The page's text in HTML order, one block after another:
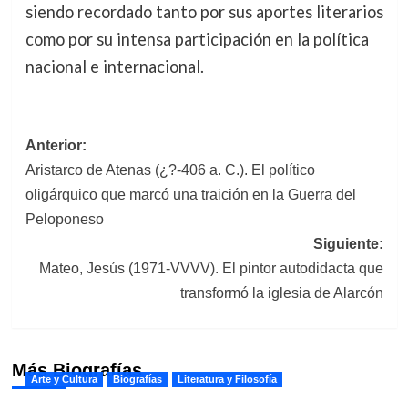
siendo recordado tanto por sus aportes literarios
como por su intensa participación en la política
nacional e internacional.
Navegación
de
entradas
Anterior:
Aristarco de Atenas (¿?-406 a. C.). El político
oligárquico que marcó una traición en la Guerra del
Peloponeso
Siguiente:
Mateo, Jesús (1971-VVVV). El pintor autodidacta que
transformó la iglesia de Alarcón
Más Biografías
Arte y Cultura Biografías Literatura y Filosofía